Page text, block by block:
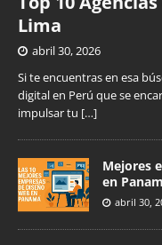
Lima
abril 30, 2026
Si te encuentras en esa
digital en Perú que se
impulsar tu […]
Mejores
en
abril 30,